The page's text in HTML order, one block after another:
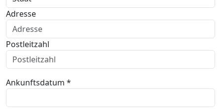
Adresse
Postleitzahl
Ankunftsdatum *